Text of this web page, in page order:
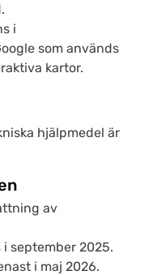
i
som används
kartor.
hjälpmedel är
av
september 2025.
i maj 2026.